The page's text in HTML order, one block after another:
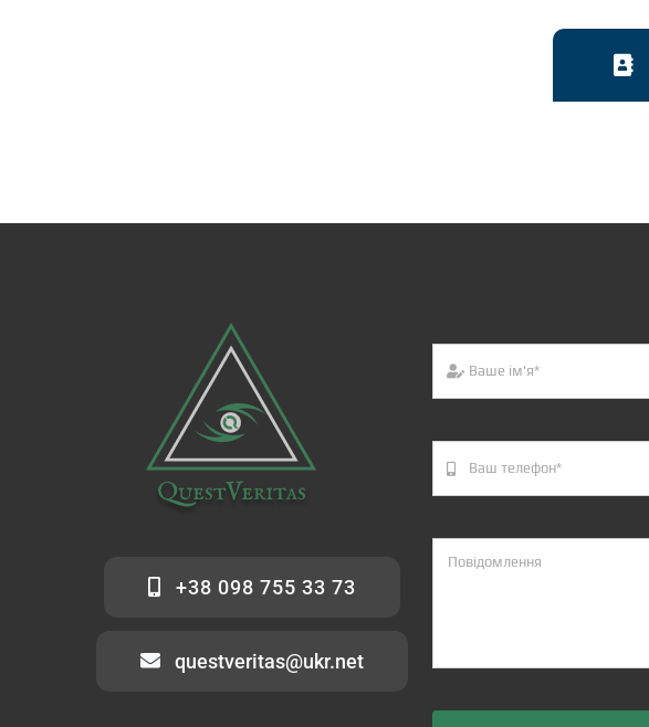
+38 098 755 33 73
questveritas@ukr.net